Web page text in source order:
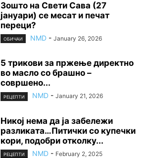
Зошто на Свети Сава (27
јануари) се месат и печат
переци?
ОБИЧАИ NMD - January 26, 2026
5 трикови за пржење директно
во масло со брашно –
совршено...
РЕЦЕПТИ NMD - January 21, 2026
Никој нема да ја забележи
разликата…Питички со купечки
кори, подобри отколку...
РЕЦЕПТИ NMD - February 2, 2025